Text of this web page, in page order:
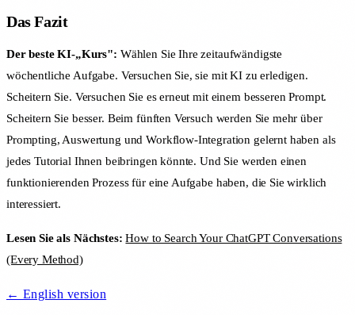
Das Fazit
Der beste KI-„Kurs": Wählen Sie Ihre zeitaufwändigste
wöchentliche Aufgabe. Versuchen Sie, sie mit KI zu erledigen.
Scheitern Sie. Versuchen Sie es erneut mit einem besseren Prompt.
Scheitern Sie besser. Beim fünften Versuch werden Sie mehr über
Prompting, Auswertung und Workflow-Integration gelernt haben als
jedes Tutorial Ihnen beibringen könnte. Und Sie werden einen
funktionierenden Prozess für eine Aufgabe haben, die Sie wirklich
interessiert.
Lesen Sie als Nächstes: How to Search Your ChatGPT Conversations
(Every Method)
← English version